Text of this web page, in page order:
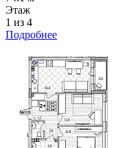
Этаж
1 из 4
Подробнее